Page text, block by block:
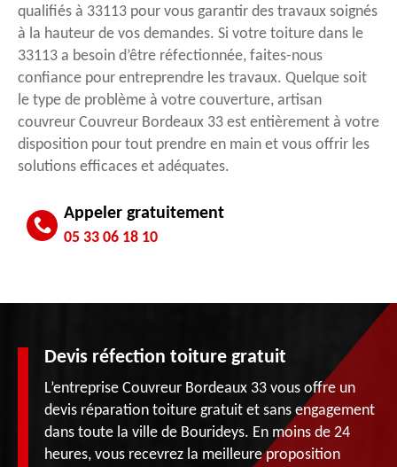
qualifiés à 33113 pour vous garantir des travaux soignés
à la hauteur de vos demandes. Si votre toiture dans le
33113 a besoin d’être réfectionnée, faites-nous
confiance pour entreprendre les travaux. Quelque soit
le type de problème à votre couverture, artisan
couvreur Couvreur Bordeaux 33 est entièrement à votre
disposition pour tout prendre en main et vous offrir les
solutions efficaces et adéquates.
Appeler gratuitement
05 33 06 18 10
Devis réfection toiture gratuit
L’entreprise Couvreur Bordeaux 33 vous offre un
devis réparation toiture gratuit et sans engagement
dans toute la ville de Bourideys. En moins de 24
heures, vous recevrez la meilleure proposition